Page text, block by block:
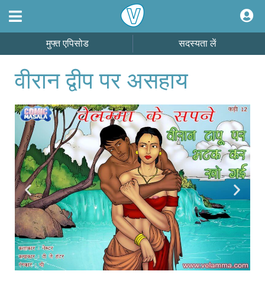
मुफ्त एपिसोड सदस्यता लें
वीरान द्वीप पर असहाय